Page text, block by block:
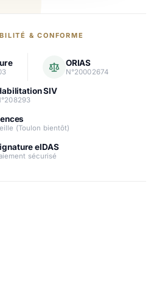
& CONFORME
ORIAS
N°20002674
SIV
(Toulon bientôt)
eIDAS
sécurisé